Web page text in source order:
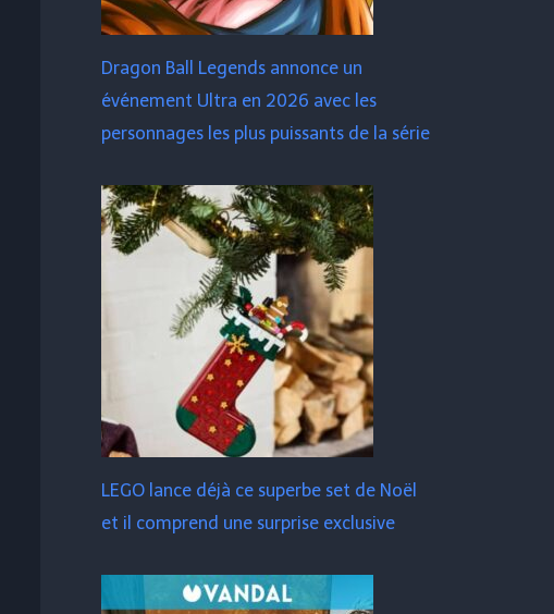
Dragon Ball Legends annonce un
événement Ultra en 2026 avec les
personnages les plus puissants de la série
LEGO lance déjà ce superbe set de Noël
et il comprend une surprise exclusive